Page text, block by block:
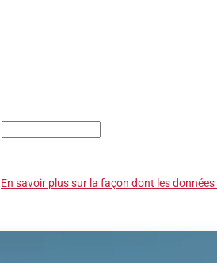
En savoir plus sur la façon dont les